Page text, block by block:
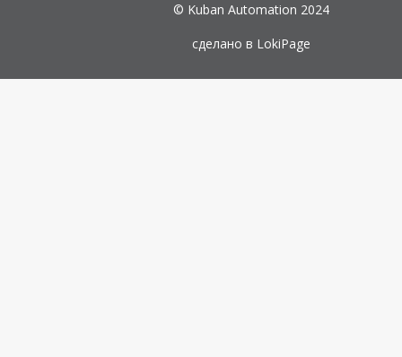
© Kuban Automation 2024
сделано в LokiPage